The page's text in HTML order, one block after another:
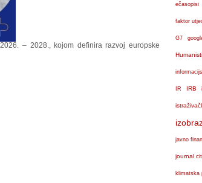
– 2028., kojom definira razvoj europske
ečasopisi
faktor
G7
IR IRB
javno
journal
klimatska